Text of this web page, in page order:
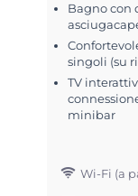
Bagno con
singoli (su
TV
minibar
Wi-Fi (a